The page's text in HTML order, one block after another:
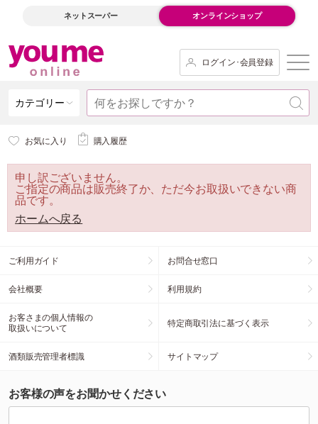
ネットスーパー オンラインショップ
ログイン･会員登録
カテゴリー
お気に入り 購入履歴
申し訳ございません。
ご指定の商品は販売終了か、ただ今お取扱いできない商
品です。
ホームへ戻る
ご利用ガイド お問合せ窓口
会社概要 利用規約
お客さまの個人情報の
取扱いについて
特定商取引法に基づく表示
酒類販売管理者標識 サイトマップ
お客様の声をお聞かせください